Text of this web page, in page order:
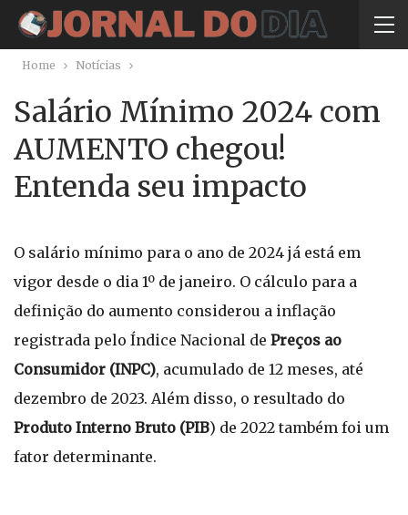
Home Notícias
Salário Mínimo 2024 com
AUMENTO chegou!
Entenda seu impacto
O salário mínimo para o ano de 2024 já está em
vigor desde o dia 1º de janeiro. O cálculo para a
definição do aumento considerou a inflação
registrada pelo Índice Nacional de Preços ao
Consumidor (INPC), acumulado de 12 meses, até
dezembro de 2023. Além disso, o resultado do
Produto Interno Bruto (PIB) de 2022 também foi um
fator determinante.